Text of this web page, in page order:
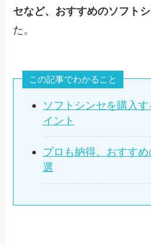
セなど、おすすめのソフト
た。
この記事でわかること
ソフトシンセを購入
イント
プロも納得。おすす
選